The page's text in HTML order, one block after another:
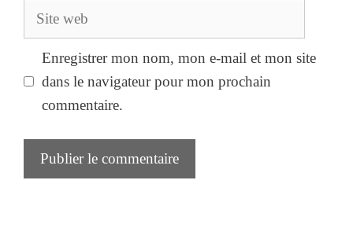
Site
Enregistrer mon nom, mon e-mail et mon site
dans le navigateur pour mon prochain
commentaire.